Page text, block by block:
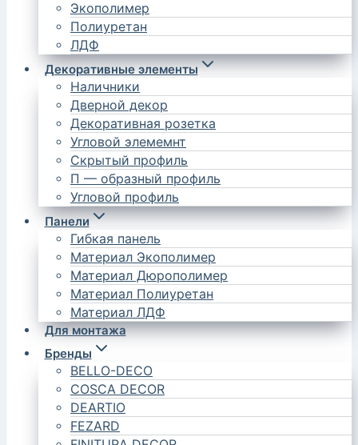
Экополимер
Полиуретан
ЛДФ
Декоративные элементы
Наличники
Дверной декор
Декоративная розетка
Угловой элемемнт
Скрытый профиль
П — образный профиль
Угловой профиль
Панели
Гибкая панель
Материал Экополимер
Материал Дюрополимер
Материал Полиуретан
Материал ЛДФ
Для монтажа
Бренды
BELLO-DECO
COSCA DECOR
DEARTIO
FEZARD